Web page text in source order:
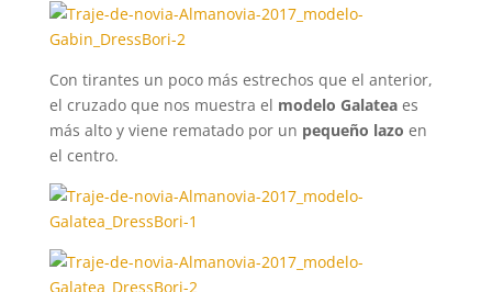
Con tirantes un poco más estrechos que el anterior,
el cruzado que nos muestra el modelo Galateaes
más alto y viene rematado por un pequeño lazo en
el centro.